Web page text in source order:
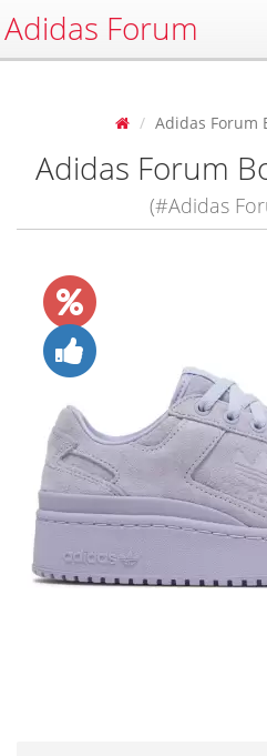
Adidas Forum
Adidas Forum
Adidas Forum
(#Adidas